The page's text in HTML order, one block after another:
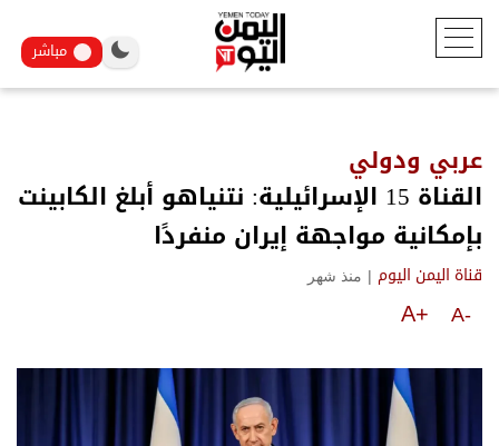
مباشر
عربي ودولي
القناة 15 الإسرائيلية: نتنياهو أبلغ الكابينت
بإمكانية مواجهة إيران منفردًا
قناة اليمن اليوم | منذ شهر
A-
A+